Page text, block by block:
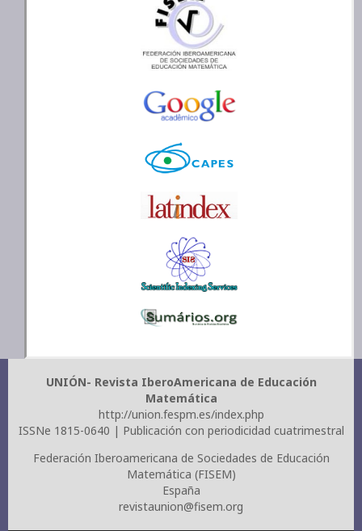
UNIÓN- Revista IberoAmericana de Educación
Matemática
http://union.fespm.es/index.php
ISSNe 1815-0640 | Publicación con periodicidad cuatrimestral
Federación Iberoamericana de Sociedades de Educación
Matemática (FISEM)
España
revistaunion@fisem.org